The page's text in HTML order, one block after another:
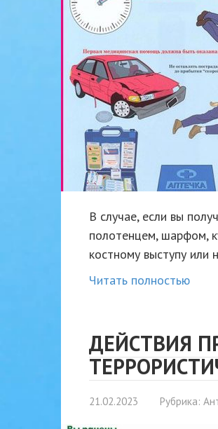
В случае, если вы
полотенцем, шарфом,
костному выступу или
Читать полностью
ДЕЙСТВИЯ
21.02.2023 Рубрика: